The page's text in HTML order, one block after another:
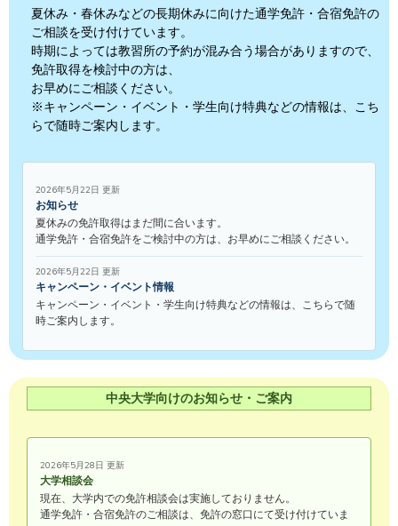
夏休み・春休みなどの長期休みに向けた通学免許・合宿免許の
ご相談を受け付けています。
時期によっては教習所の予約が混み合う場合がありますので、
免許取得を検討中の方は、
お早めにご相談ください。
※キャンペーン・イベント・学生向け特典などの情報は、こち
らで随時ご案内します。
2026年5月22日 更新
お知らせ
夏休みの免許取得はまだ間に合います。
通学免許・合宿免許をご検討中の方は、お早めにご相談ください。
2026年5月22日 更新
キャンペーン・イベント情報
キャンペーン・イベント・学生向け特典などの情報は、こちらで随
時ご案内します。
中央大学向けのお知らせ・ご案内
2026年5月28日 更新
大学相談会
現在、大学内での免許相談会は実施しておりません。
通学免許・合宿免許のご相談は、免許の窓口にて受け付けていま